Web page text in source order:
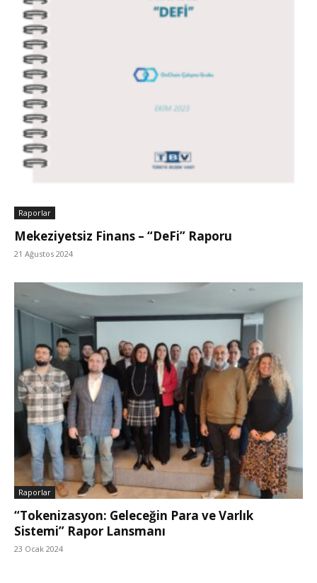
Raporlar
Mekeziyetsiz Finans – “DeFi” Raporu
21 Ağustos 2024
Raporlar
“Tokenizasyon: Geleceğin Para ve Varlık
Sistemi” Rapor Lansmanı
23 Ocak 2024